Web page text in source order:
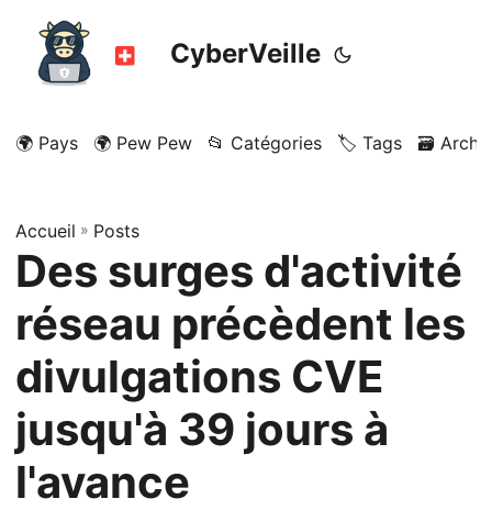
CyberVeille
🌍 Pays 🌍 Pew Pew 📂 Catégories 🏷️ Tags 🗃️
Accueil » Posts
Des surges d'activité
réseau précèdent les
divulgations CVE
jusqu'à 39 jours à
l'avance